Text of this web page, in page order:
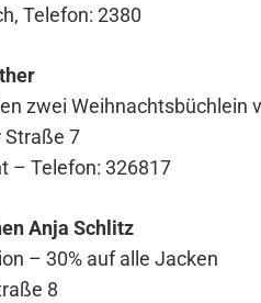
Telefon: 2380
zwei Weihnachtsbüchlein
Straße 7
– Telefon: 326817
Anja Schlitz
– 30% auf alle Jacken
8